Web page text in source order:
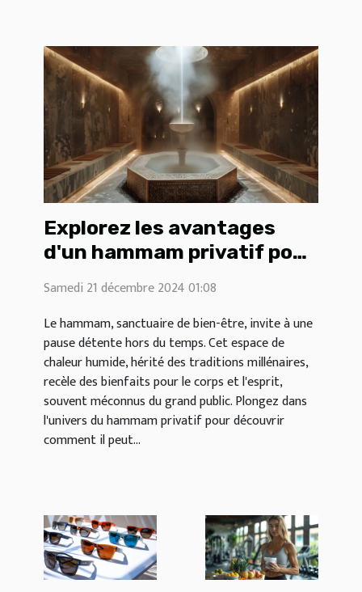
Explorez les avantages
d'un hammam privatif pour
la détente et la santé
Samedi 21 décembre 2024 01:08
Le hammam, sanctuaire de bien-être, invite à une
pause détente hors du temps. Cet espace de
chaleur humide, hérité des traditions millénaires,
recèle des bienfaits pour le corps et l'esprit,
souvent méconnus du grand public. Plongez dans
l'univers du hammam privatif pour découvrir
comment il peut...